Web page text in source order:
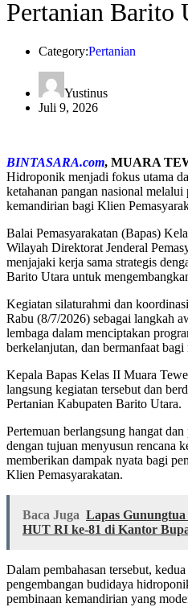
Pertanian Barito
Category:Pertanian
Yustinus
Juli 9, 2026
BINTASARA.com, MUARA
Hidroponik menjadi fokus utama
ketahanan pangan nasional melalui
kemandirian bagi Klien
Balai Pemasyarakatan (Bapas)
Wilayah Direktorat Jenderal
menjajaki kerja sama strategis
Barito Utara untuk
Kegiatan silaturahmi dan
Rabu (8/7/2026) sebagai langkah
lembaga dalam menciptakan
berkelanjutan, dan bermanfaat bagi
Kepala Bapas Kelas II Muara
langsung kegiatan tersebut dan
Pertanian Kabupaten Barito Utara.
Pertemuan berlangsung hangat
dengan tujuan menyusun rencana
memberikan dampak nyata bagi
Klien Pemasyarakatan.
Baca Juga Lapas
HUT RI ke-81 di Kantor
Dalam pembahasan tersebut,
pengembangan budidaya
pembinaan kemandirian yang